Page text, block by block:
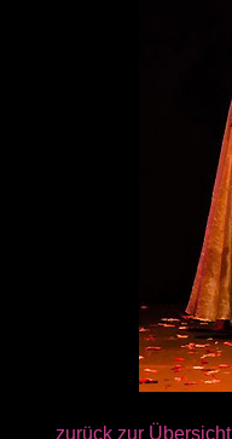
zurück zur Übersicht